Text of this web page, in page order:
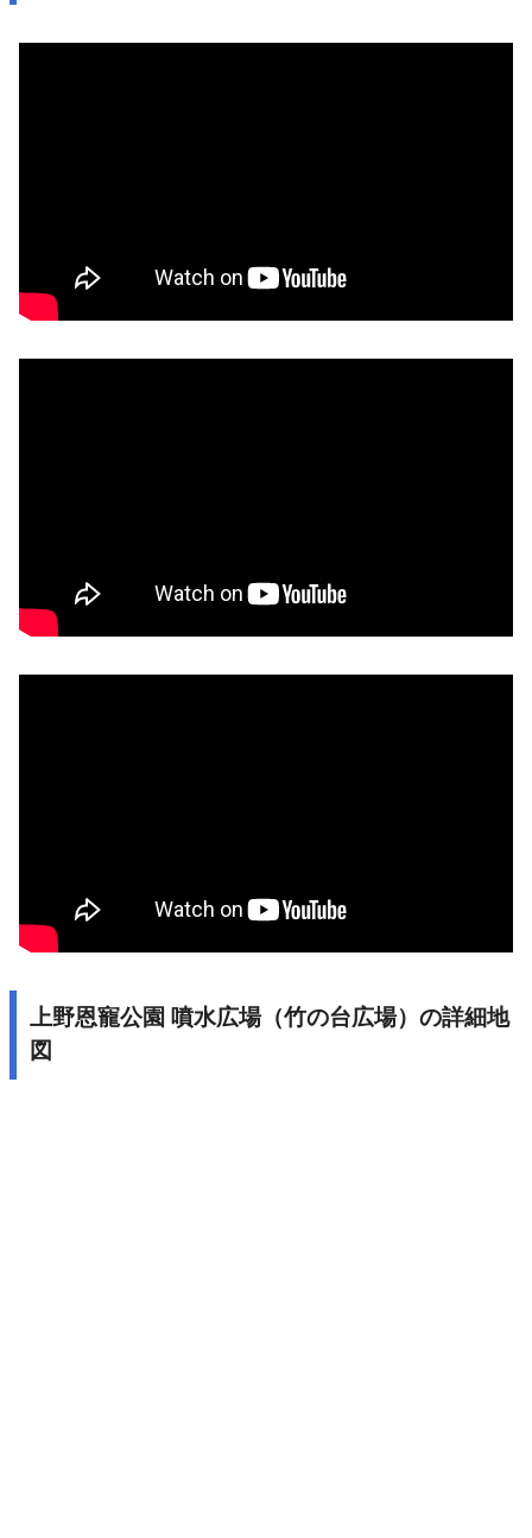
上野恩寵公園 噴水広場（竹の台広場）の詳細地
図